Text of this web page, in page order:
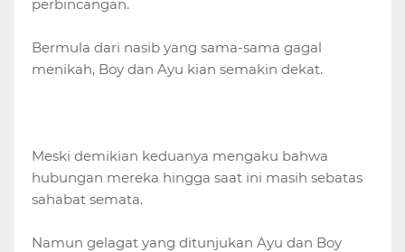
perbincangan.
Bermula dari nasib yang sama-sama gagal
menikah, Boy dan Ayu kian semakin dekat.
Meski demikian keduanya mengaku bahwa
hubungan mereka hingga saat ini masih sebatas
sahabat semata.
Namun gelagat yang ditunjukan Ayu dan Boy